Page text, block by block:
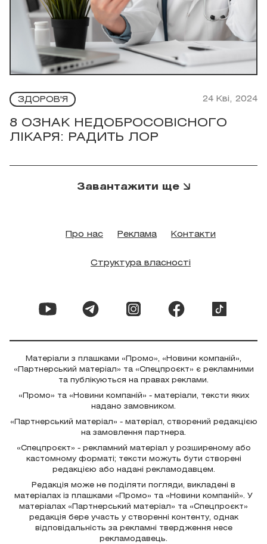
ЗДОРОВ'Я 24 Кві, 2024
8 ОЗНАК НЕДОБРОСОВІСНОГО
ЛІКАРЯ: РАДИТЬ ЛОР
Завантажити ще
Про нас Реклама Контакти
Структура власності
Матеріали з плашками «Промо», «Новини компаній»,
«Партнерський матеріал» та «Спецпроєкт» є рекламними
та публікуються на правах реклами.
«Промо» та «Новини компаній» - матеріали, тексти яких
надано замовником.
«Партнерський матеріал» - матеріал, створений редакцією
на замовлення партнера.
«Спецпроєкт» - рекламний матеріал у розширеному або
кастомному форматі; тексти можуть бути створені
редакцією або надані рекламодавцем.
Редакція може не поділяти погляди, викладені в
матеріалах із плашками «Промо» та «Новини компаній». У
матеріалах «Партнерський матеріал» та «Спецпроєкт»
редакція бере участь у створенні контенту, однак
відповідальність за рекламні твердження несе
рекламодавець.